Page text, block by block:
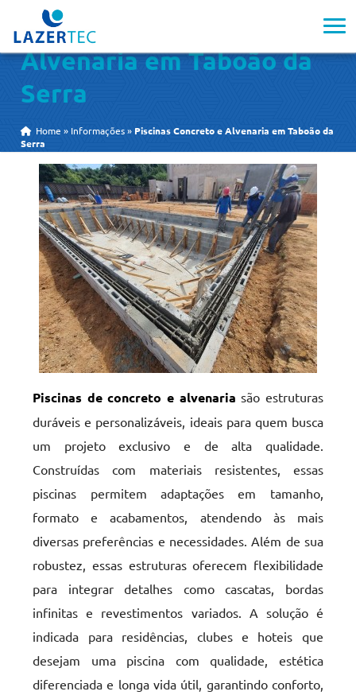
Piscinas Concreto e
Alvenaria em Taboão da
Serra
Home » Informações » Piscinas Concreto e Alvenaria em Taboão da
Serra
Piscinas de concreto e alvenaria são estruturas
duráveis e personalizáveis, ideais para quem busca
um projeto exclusivo e de alta qualidade.
Construídas com materiais resistentes, essas
piscinas permitem adaptações em tamanho,
formato e acabamentos, atendendo às mais
diversas preferências e necessidades. Além de sua
robustez, essas estruturas oferecem flexibilidade
para integrar detalhes como cascatas, bordas
infinitas e revestimentos variados. A solução é
indicada para residências, clubes e hoteis que
desejam uma piscina com qualidade, estética
diferenciada e longa vida útil, garantindo conforto,